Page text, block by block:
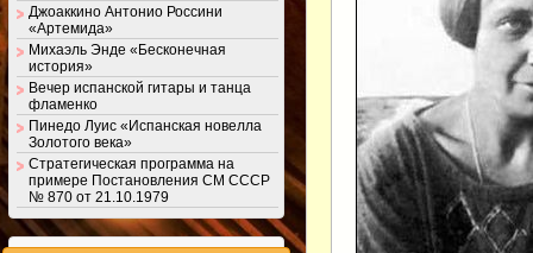
Джоаккино Антонио Россини
«Артемида»
Михаэль Энде «Бесконечная
история»
Вечер испанской гитары и танца
фламенко
Пинедо Луис «Испанская новелла
Золотого века»
Стратегическая программа на
примере Постановления СМ СССР
№ 870 от 21.10.1979